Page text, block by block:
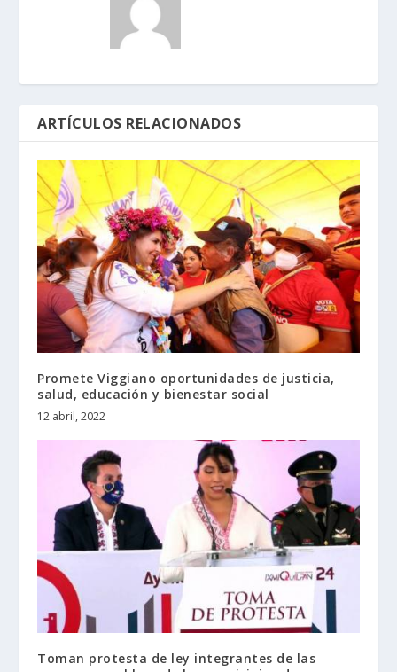
ARTÍCULOS RELACIONADOS
Promete Viggiano oportunidades de justicia,
salud, educación y bienestar social
12 abril, 2022
Toman protesta de ley integrantes de las